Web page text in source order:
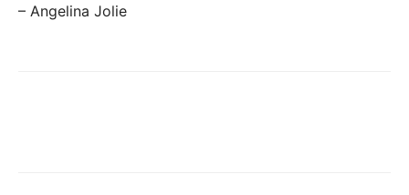
– Angelina Jolie